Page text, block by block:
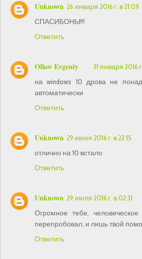
Unknown 26 января 2016 г. в 21:09
СПАСИБОНЫ!!!
Ответить
Olkov Evgeniy
31 января 2016
на windows 10 дрова не
автоматически
Ответить
Unknown 29 июня 2016 г. в 22:15
отлично на 10 встало
Ответить
Unknown 29 июля 2016 г. в 02:31
Огромное тебе,
перепробовал, и лишь твой
Ответить